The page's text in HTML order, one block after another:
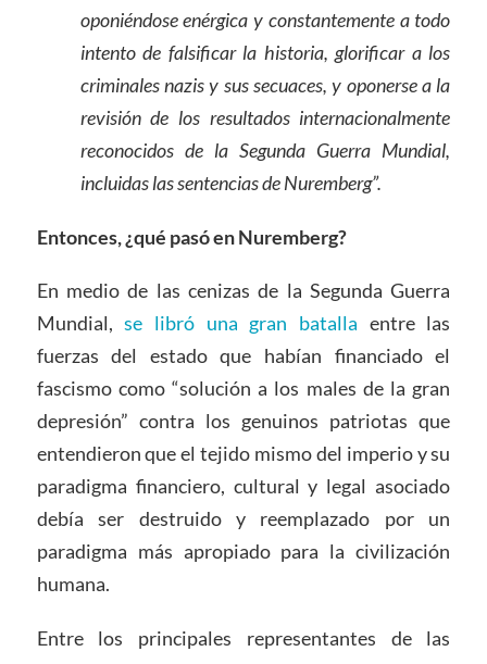
oponiéndose enérgica y constantemente a todo
intento de falsificar la historia, glorificar a los
criminales nazis y sus secuaces, y oponerse a la
revisión de los resultados internacionalmente
reconocidos de la Segunda Guerra Mundial,
incluidas las sentencias de Nuremberg”.
Entonces, ¿qué pasó en Nuremberg?
En medio de las cenizas de la Segunda Guerra
Mundial,se libró una gran batalla entre las
fuerzas del estado que habían financiado el
fascismo como “solución a los males de la gran
depresión” contra los genuinos patriotas que
entendieron que el tejido mismo del imperio y su
paradigma financiero, cultural y legal asociado
debía ser destruido y reemplazado por un
paradigma más apropiado para la civilización
humana.
Entre los principales representantes de las